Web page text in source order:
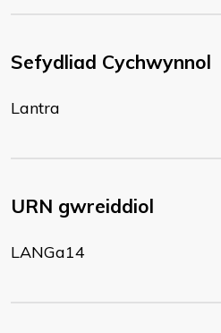
Sefydliad Cychwynnol
Lantra
URN gwreiddiol
LANGa14